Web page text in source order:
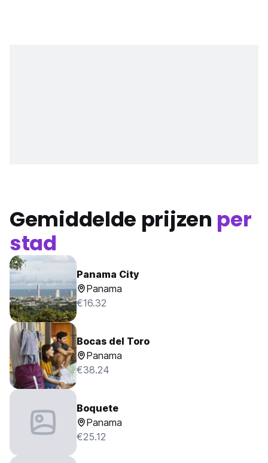
Gemiddelde prijzen per
stad
Panama City
Panama
€16.32
Bocas del Toro
Panama
€38.24
Boquete
Panama
€25.12